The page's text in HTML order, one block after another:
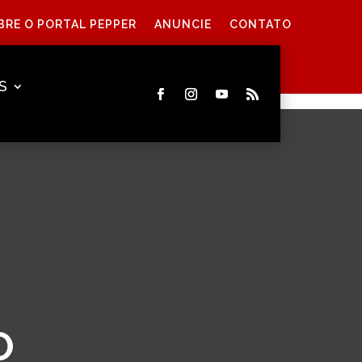
O PORTAL PEPPER ANUNCIE CONTATO